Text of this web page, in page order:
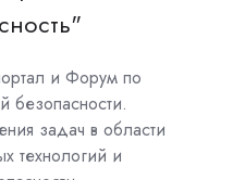
и Форум по
безопасности.
задач в области
технологий и